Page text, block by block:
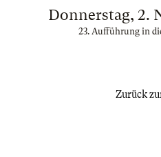
Donnerstag, 2.
23. Aufführung in
Zurück